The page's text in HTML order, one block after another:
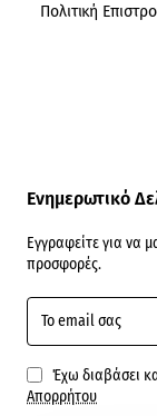
Πολιτική
Ενημερωτικό
Εγγραφείτε για να
προσφορές.
To
email
σας
Έχω διαβάσει
Απορρήτου